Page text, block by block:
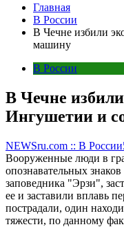
Главная
В России
В Чечне избили
машину
В России
В Чечне избили
Ингушетии и
NEWSru.com :: В России
Вооруженные люди в
опознавательных
заповедника "Эрзи",
ее и заставили вплавь
пострадали, один
тяжести, по данному